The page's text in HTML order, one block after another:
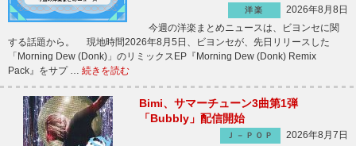
洋楽
2026年8月8日
今週の洋楽まとめニュースは、ビヨンセに関
する話題から。 現地時間2026年8月5日、ビヨンセが、先日リリースした
「Morning Dew (Donk)」のリミックスEP『Morning Dew (Donk) Remix
Pack』をサプ … 続きを読む
Bimi、サマーチューン3曲第1弾
「Bubbly」配信開始
Ｊ－ＰＯＰ
2026年8月7日